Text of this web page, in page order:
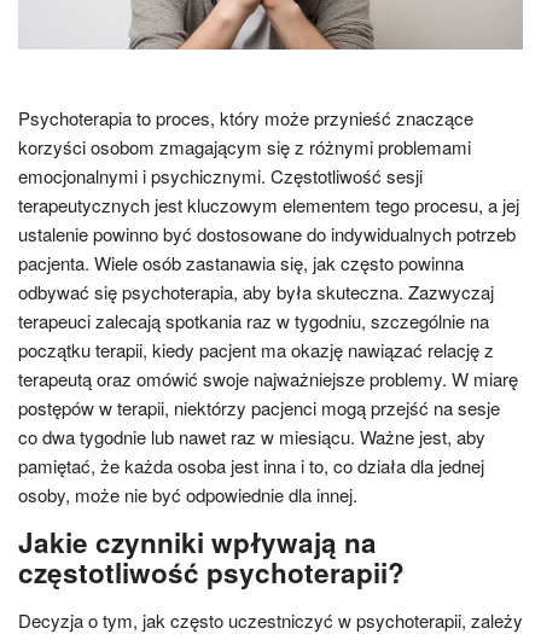
Psychoterapia to proces, który może przynieść znaczące
korzyści osobom zmagającym się z różnymi problemami
emocjonalnymi i psychicznymi. Częstotliwość sesji
terapeutycznych jest kluczowym elementem tego procesu, a jej
ustalenie powinno być dostosowane do indywidualnych potrzeb
pacjenta. Wiele osób zastanawia się, jak często powinna
odbywać się psychoterapia, aby była skuteczna. Zazwyczaj
terapeuci zalecają spotkania raz w tygodniu, szczególnie na
początku terapii, kiedy pacjent ma okazję nawiązać relację z
terapeutą oraz omówić swoje najważniejsze problemy. W miarę
postępów w terapii, niektórzy pacjenci mogą przejść na sesje
co dwa tygodnie lub nawet raz w miesiącu. Ważne jest, aby
pamiętać, że każda osoba jest inna i to, co działa dla jednej
osoby, może nie być odpowiednie dla innej.
Jakie czynniki wpływają na
częstotliwość psychoterapii?
Decyzja o tym, jak często uczestniczyć w psychoterapii, zależy